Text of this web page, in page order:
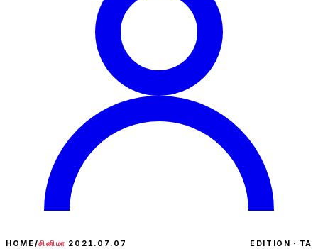
HOME/சினிமா 2021.07.07 EDITION · TA